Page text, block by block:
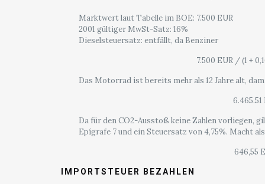
Marktwert laut Tabelle im BOE: 7.500 EUR
2001 gültiger MwSt-Satz: 16%
Dieselsteuersatz: entfällt, da Benziner
7.500 EUR / (1 +
Das Motorrad ist bereits mehr als 12 Jahre alt,
6.465.51
Da für den CO2-Ausstoß keine Zahlen vorliegen,
Epígrafe 7 und ein Steuersatz von 4,75%. Macht
646,55
IMPORTSTEUER BEZAHLEN